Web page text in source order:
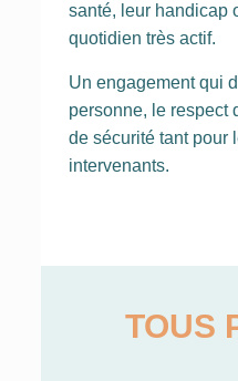
santé, leur handicap
quotidien très actif.
Un engagement qui
personne, le respect
de sécurité tant pour
intervenants.
TOUS